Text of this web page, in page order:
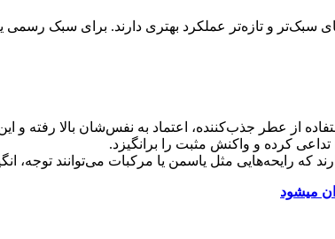
سبک‌تر و تازه‌تر عملکرد بهتری دارند. برای سبک رسمی
از عطر جذب‌کننده، اعتماد به نفس‌شان بالا
کرده و واکنش مثبت را برانگیزد.
که رایحه‌هایی مثل یاسمن یا مرکبات می‌توانند